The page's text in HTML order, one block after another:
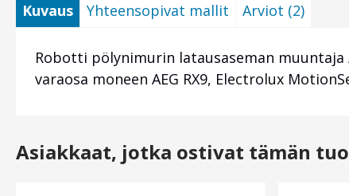
Kuvaus Yhteensopivat mallit Arviot (2)
Robotti pölynimurin latausaseman muuntaja
varaosa moneen AEG RX9, Electrolux
Asiakkaat, jotka ostivat tämän